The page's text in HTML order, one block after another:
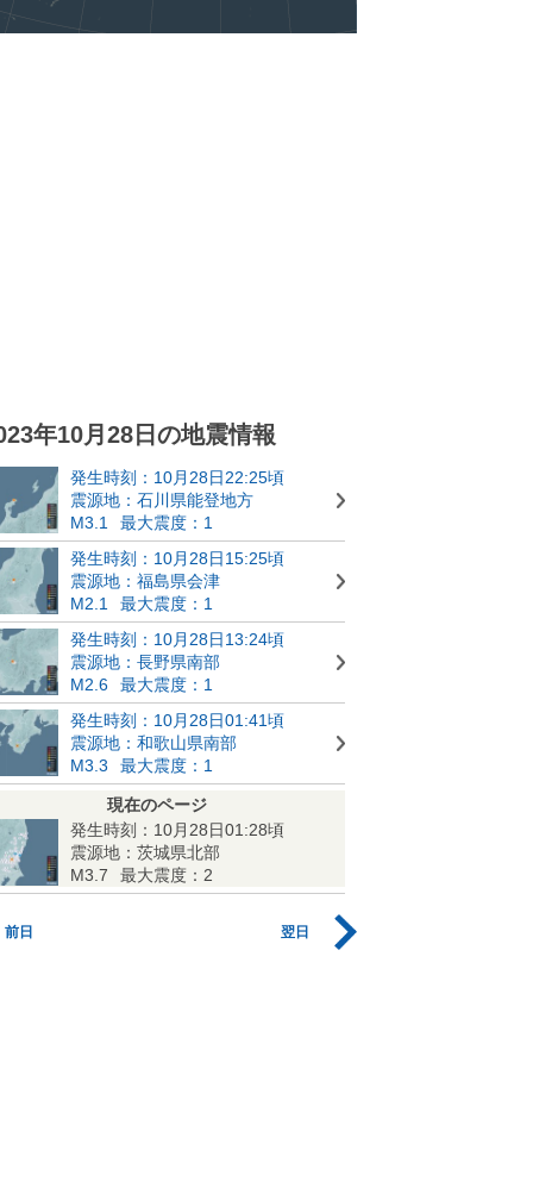
年10月28日の地震情報
発生時刻：10月28日22:25頃
震源地：石川県能登地方
M3.1
最大震度：1
発生時刻：10月28日15:25頃
震源地：福島県会津
M2.1
最大震度：1
発生時刻：10月28日13:24頃
震源地：長野県南部
M2.6
最大震度：1
発生時刻：10月28日01:41頃
震源地：和歌山県南部
M3.3
最大震度：1
現在のページ
発生時刻：10月28日01:28頃
震源地：茨城県北部
M3.7
最大震度：2
前日 翌日